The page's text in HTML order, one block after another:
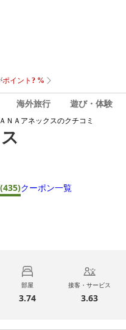
海外旅行 遊び・体験
ＮＡアネックスのクチコミ
(435)クーポン一覧
部屋
3.74
接客・サービス
3.63